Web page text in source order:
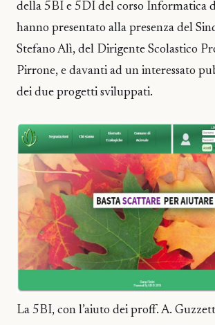
della 5BI e 5DI del corso Informatica
hanno presentato alla presenza del
Stefano Alì, del Dirigente Scolastico
Pirrone, e davanti ad un interessato
dei due progetti sviluppati.
La 5BI, con l’aiuto dei proff. A.